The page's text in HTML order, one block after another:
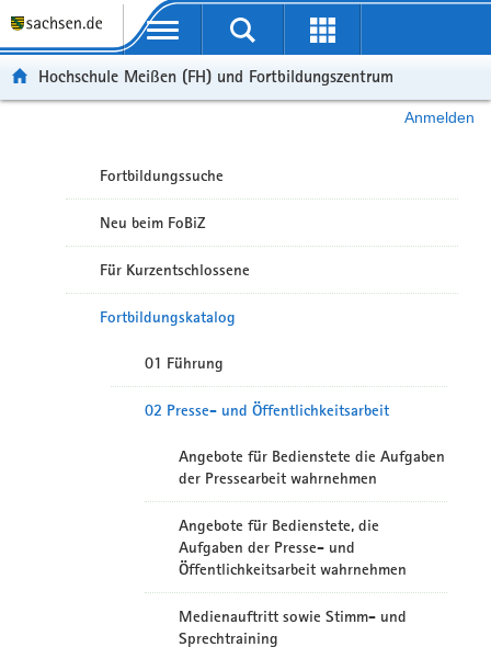
Portalübergreifende Navigation
Hochschule Meißen (FH) und Fortbildungszentrum
Anmelden
Fortbildungssuche
Neu beim FoBiZ
Für Kurzentschlossene
Fortbildungskatalog
01 Führung
02 Presse- und Öffentlichkeitsarbeit
Angebote für Bedienstete die Aufgaben
der Pressearbeit wahrnehmen
Angebote für Bedienstete, die
Aufgaben der Presse- und
Öffentlichkeitsarbeit wahrnehmen
Medienauftritt sowie Stimm- und
Sprechtraining